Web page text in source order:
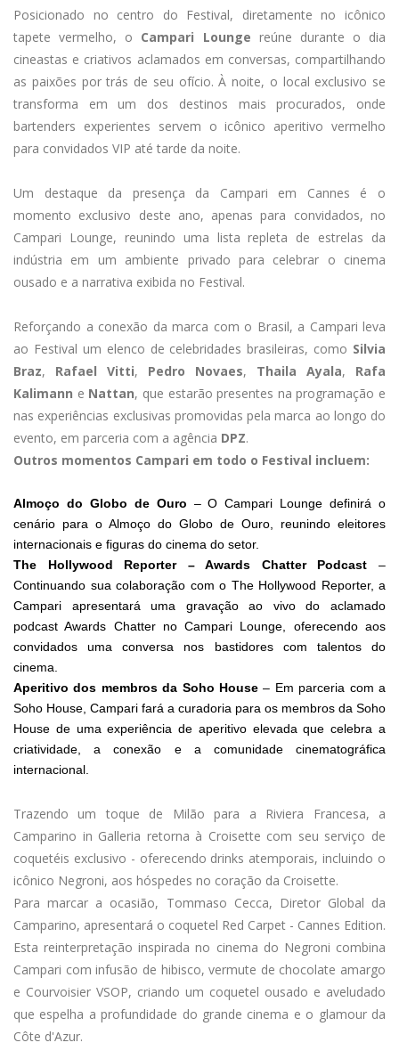
Posicionado no centro do Festival, diretamente no icônico
tapete vermelho, o Campari Lounge reúne durante o dia
cineastas e criativos aclamados em conversas, compartilhando
as paixões por trás de seu ofício. À noite, o local exclusivo se
transforma em um dos destinos mais procurados, onde
bartenders experientes servem o icônico aperitivo vermelho
para convidados VIP até tarde da noite.
Um destaque da presença da Campari em Cannes é o
momento exclusivo deste ano, apenas para convidados, no
Campari Lounge, reunindo uma lista repleta de estrelas da
indústria em um ambiente privado para celebrar o cinema
ousado e a narrativa exibida no Festival.
Reforçando a conexão da marca com o Brasil, a Campari leva
ao Festival um elenco de celebridades brasileiras, como Silvia
Braz, Rafael Vitti, Pedro Novaes, Thaila Ayala, Rafa
Kalimann e Nattan, que estarão presentes na programação e
nas experiências exclusivas promovidas pela marca ao longo do
evento, em parceria com a agência DPZ.
Outros momentos Campari em todo o Festival incluem:
Almoço do Globo de Ouro – O Campari Lounge definirá o
cenário para o Almoço do Globo de Ouro, reunindo eleitores
internacionais e figuras do cinema do setor.
The Hollywood Reporter – Awards Chatter Podcast –
Continuando sua colaboração com o The Hollywood Reporter, a
Campari apresentará uma gravação ao vivo do aclamado
podcast Awards Chatter no Campari Lounge, oferecendo aos
convidados uma conversa nos bastidores com talentos do
cinema.
Aperitivo dos membros da Soho House – Em parceria com a
Soho House, Campari fará a curadoria para os membros da Soho
House de uma experiência de aperitivo elevada que celebra a
criatividade, a conexão e a comunidade cinematográfica
internacional.
Trazendo um toque de Milão para a Riviera Francesa, a
Camparino in Galleria retorna à Croisette com seu serviço de
coquetéis exclusivo - oferecendo drinks atemporais, incluindo o
icônico Negroni, aos hóspedes no coração da Croisette.
Para marcar a ocasião, Tommaso Cecca, Diretor Global da
Camparino, apresentará o coquetel Red Carpet - Cannes Edition.
Esta reinterpretação inspirada no cinema do Negroni combina
Campari com infusão de hibisco, vermute de chocolate amargo
e Courvoisier VSOP, criando um coquetel ousado e aveludado
que espelha a profundidade do grande cinema e o glamour da
Côte d'Azur.